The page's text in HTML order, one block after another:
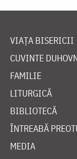
VIAȚA BISERICII
CUVINTE
FAMILIE
LITURGICĂ
BIBLIOTECĂ
ÎNTREABĂ
MEDIA